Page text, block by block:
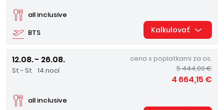
BTS
all inclusive
Kalkulovať
12.08. - 26.08.
St - St 14 nocí
all inclusive
cena s poplatkami za os.
5 444,00 €
4 664,15 €